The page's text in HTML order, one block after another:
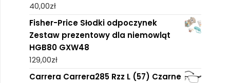
40,00zł
Fisher-Price Słodki odpoczynek
Zestaw prezentowy dla niemowląt
HGB80 GXW48
129,00zł
Carrera Carrera285 Rzz L (57) Czarne